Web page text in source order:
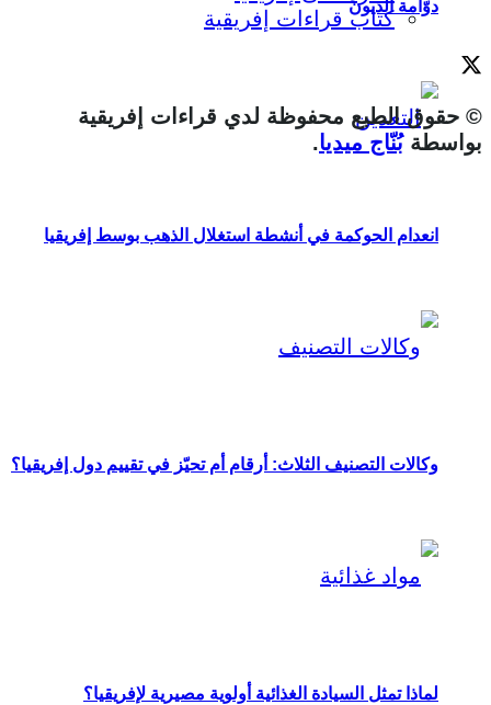
دوّامة الديون
انعدام الحوكمة في أنشطة استغلال الذهب بوسط إفريقيا
وكالات التصنيف الثلاث: أرقام أم تحيّز في تقييم دول إفريقيا؟
لماذا تمثل السيادة الغذائية أولوية مصيرية لإفريقيا؟
كتاب قراءات إفريقية
© حقوق الطبع محفوظة لدي قراءات إفريقية
بواسطةبُنّاج ميديا.